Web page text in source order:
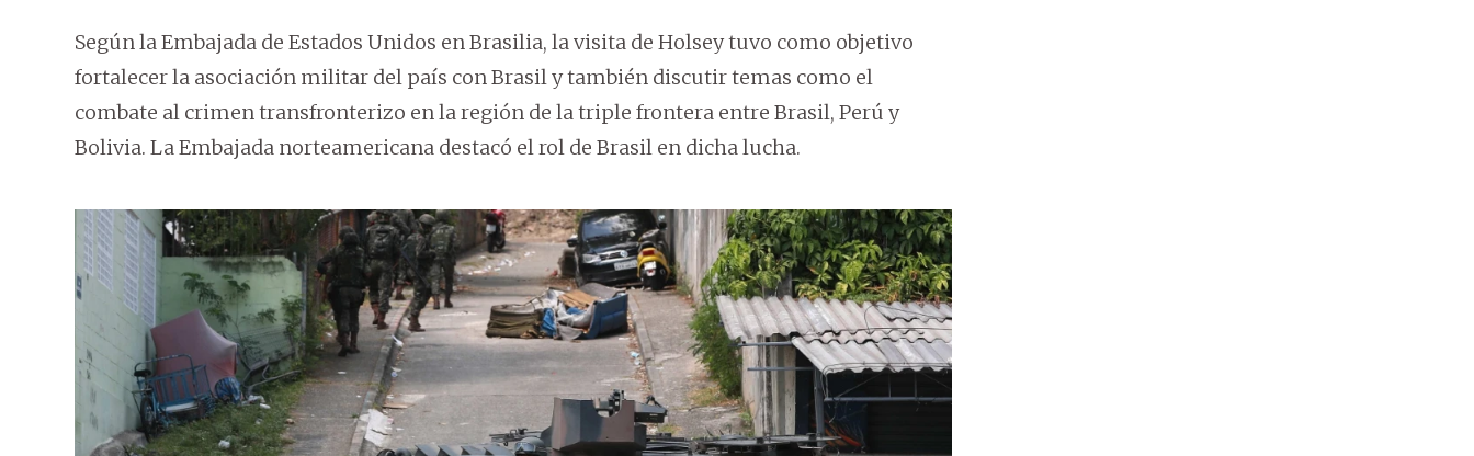
Según la Embajada de Estados Unidos en Brasilia, la visita de Holsey tuvo como objetivo
fortalecer la asociación militar del país con Brasil y también discutir temas como el
combate al crimen transfronterizo en la región de la triple frontera entre Brasil, Perú y
Bolivia. La Embajada norteamericana destacó el rol de Brasil en dicha lucha.